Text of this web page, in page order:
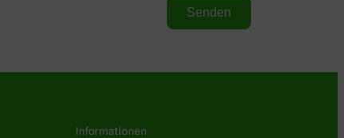
Informationen